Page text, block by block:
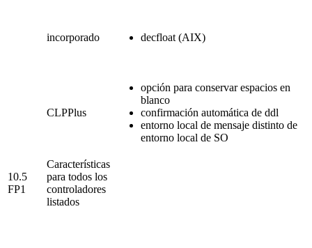
incorporado decfloat (AIX)
CLPPlus
opción para conservar espacios en
blanco
confirmación automática de ddl
entorno local de mensaje distinto de
entorno local de SO
10.5
FP1
Características
para todos los
controladores
listados